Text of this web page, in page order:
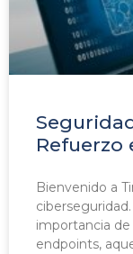
Refuerzo
Bienvenido a
importancia
endpoints,